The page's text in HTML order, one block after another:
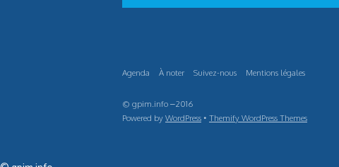
Agenda À noter Suivez-nous Mentions légales
© gpim.info –2016
Powered by WordPress • Themify WordPress Themes